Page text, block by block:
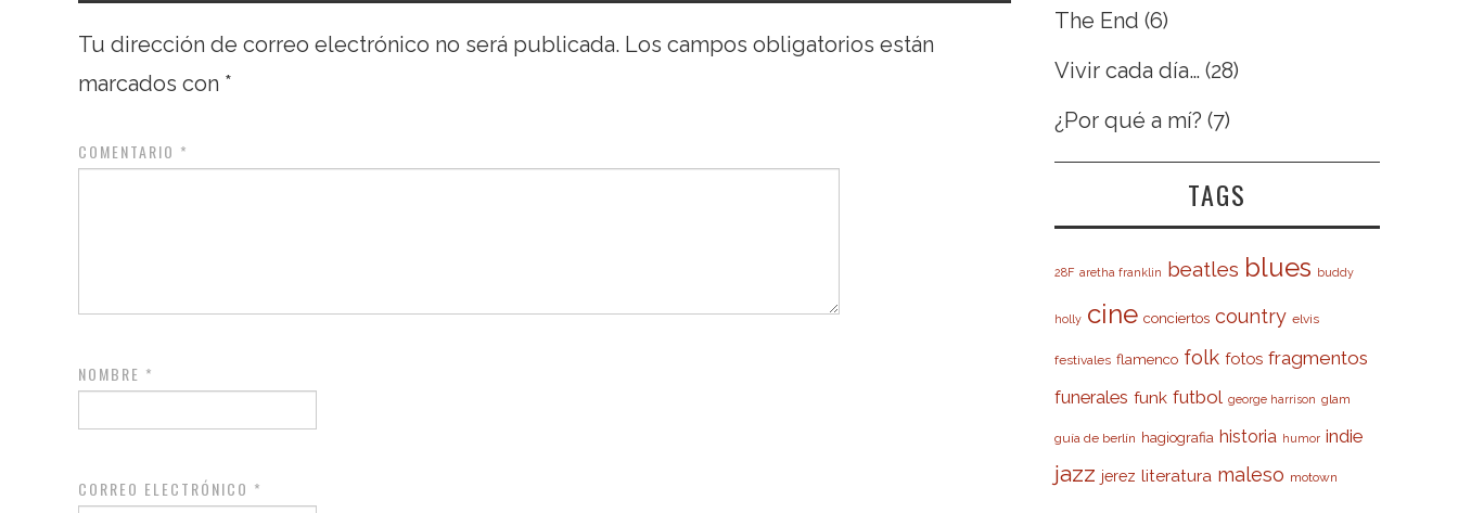
Tu dirección de correo electrónico no será publicada. Los campos obligatorios están
marcados con *
COMENTARIO *
NOMBRE *
CORREO ELECTRÓNICO *
The End (6)
Vivir cada día… (28)
¿Por qué a mí? (7)
TAGS
28F aretha franklin beatles blues buddy
holly cine conciertos country elvis
festivales flamenco folk fotos fragmentos
funerales funk futbol george harrison glam
guía de berlín hagiografia historia humor indie
jazz jerez literatura maleso motown